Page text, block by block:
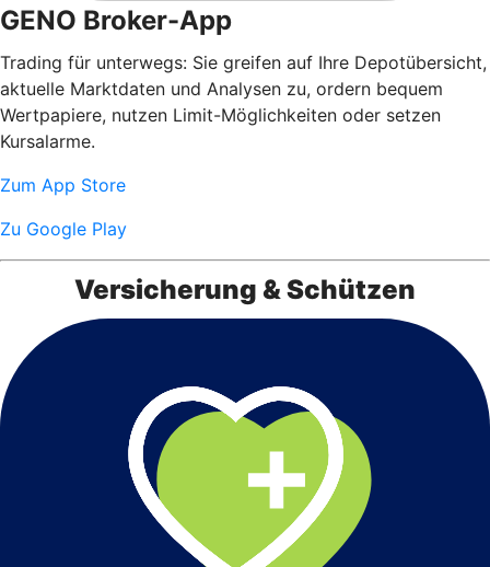
GENO Broker-App
Trading für unterwegs: Sie greifen auf Ihre Depotübersicht,
aktuelle Marktdaten und Analysen zu, ordern bequem
Wertpapiere, nutzen Limit-Möglichkeiten oder setzen
Kursalarme.
Zum App Store
Zu Google Play
Versicherung & Schützen